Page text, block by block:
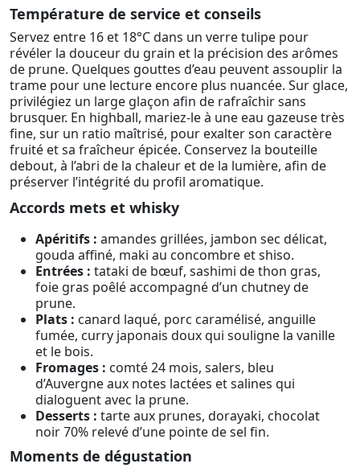
Température de service et conseils
Servez entre 16 et 18°C dans un verre tulipe pour
révéler la douceur du grain et la précision des arômes
de prune. Quelques gouttes d’eau peuvent assouplir la
trame pour une lecture encore plus nuancée. Sur glace,
privilégiez un large glaçon afin de rafraîchir sans
brusquer. En highball, mariez-le à une eau gazeuse très
fine, sur un ratio maîtrisé, pour exalter son caractère
fruité et sa fraîcheur épicée. Conservez la bouteille
debout, à l’abri de la chaleur et de la lumière, afin de
préserver l’intégrité du profil aromatique.
Accords mets et whisky
Apéritifs : amandes grillées, jambon sec délicat,
gouda affiné, maki au concombre et shiso.
Entrées : tataki de bœuf, sashimi de thon gras,
foie gras poêlé accompagné d’un chutney de
prune.
Plats : canard laqué, porc caramélisé, anguille
fumée, curry japonais doux qui souligne la vanille
et le bois.
Fromages : comté 24 mois, salers, bleu
d’Auvergne aux notes lactées et salines qui
dialoguent avec la prune.
Desserts : tarte aux prunes, dorayaki, chocolat
noir 70% relevé d’une pointe de sel fin.
Moments de dégustation